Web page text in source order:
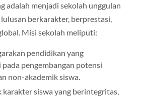
adalah menjadi sekolah unggulan
berkarakter, berprestasi,
Misi sekolah meliputi:
pendidikan yang
pengembangan potensi
non-akademik siswa.
siswa yang berintegritas,